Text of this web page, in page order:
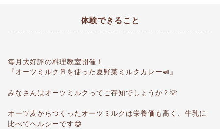
体験できること
毎月大好評の料理教室開催！
『オーツミルク🥛を使った夏野菜ミルクカレー🍛』
みなさんはオーツミルクってご存知でしょうか？💡
オーツ麦からつくったオーツミルクは栄養価も高く、牛乳に
比べてヘルシーです😄